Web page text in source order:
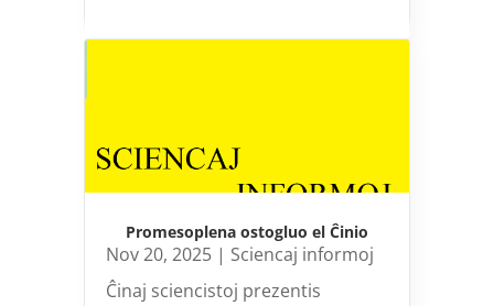
Promesoplena ostogluo el Ĉinio
Nov 20, 2025| Sciencaj informoj
Ĉinaj sciencistoj prezentis